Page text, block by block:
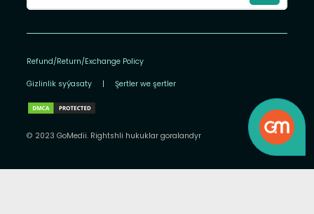
Refund/Return/Exchange Policy
Gizlinlik syýasaty | Şertler we şertler
© 2023 GoMedii. Rightshli hukuklar goralandyr